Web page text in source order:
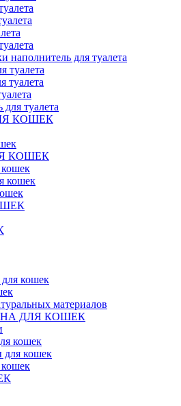
наполнитель для туалета
туалета
туалета
туалета
КОШЕК
КОШЕК
кошек
кошек
материалов
ДЛЯ КОШЕК
кошек
кошек
кошек